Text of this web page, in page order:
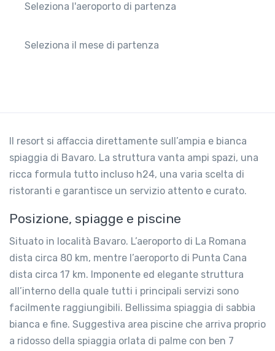
Seleziona l'aeroporto di partenza
Seleziona il mese di partenza
Il resort si affaccia direttamente sull’ampia e bianca
spiaggia di Bavaro. La struttura vanta ampi spazi, una
ricca formula tutto incluso h24, una varia scelta di
ristoranti e garantisce un servizio attento e curato.
Posizione, spiagge e piscine
Situato in località Bavaro. L’aeroporto di La Romana
dista circa 80 km, mentre l’aeroporto di Punta Cana
dista circa 17 km. Imponente ed elegante struttura
all’interno della quale tutti i principali servizi sono
facilmente raggiungibili. Bellissima spiaggia di sabbia
bianca e fine. Suggestiva area piscine che arriva proprio
a ridosso della spiaggia orlata di palme con ben 7